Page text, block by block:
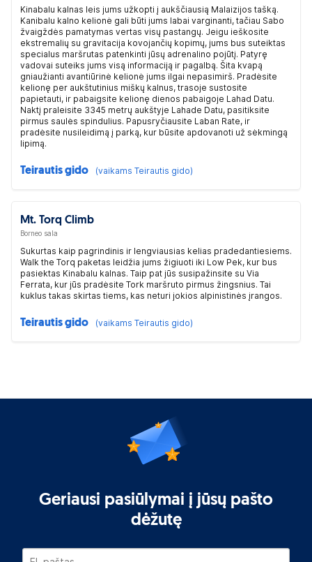
Kinabalu kalnas leis jums užkopti į aukščiausią Malaizijos tašką.
Kanibalu kalno kelionė gali būti jums labai varginanti, tačiau Sabo
žvaigždės pamatymas vertas visų pastangų. Jeigu ieškosite
ekstremalių su gravitacija kovojančių kopimų, jums bus suteiktas
specialus maršrutas patenkinti jūsų adrenalino pojūtį. Patyrę
vadovai suteiks jums visą informaciją ir pagalbą. Šita kvapą
gniaužianti avantiūrinė kelionė jums ilgai nepasimirš. Pradėsite
kelionę per aukštutinius miškų kalnus, trasoje sustosite
papietauti, ir pabaigsite kelionę dienos pabaigoje Lahad Datu.
Naktį praleisite 3345 metrų aukštyje Lahade Datu, pasitiksite
pirmus saulės spindulius. Papusryčiausite Laban Rate, ir
pradėsite nusileidimą į parką, kur būsite apdovanoti už sėkmingą
lipimą.
Teirautis gido (vaikams Teirautis gido)
Mt. Torq Climb
Borneo sala
Sukurtas kaip pagrindinis ir lengviausias kelias pradedantiesiems.
Walk the Torq paketas leidžia jums žigiuoti iki Low Pek, kur bus
pasiektas Kinabalu kalnas. Taip pat jūs susipažinsite su Via
Ferrata, kur jūs pradėsite Tork maršruto pirmus žingsnius. Tai
kuklus takas skirtas tiems, kas neturi jokios alpinistinės įrangos.
Teirautis gido (vaikams Teirautis gido)
Geriausi pasiūlymai į jūsų pašto
dėžutę